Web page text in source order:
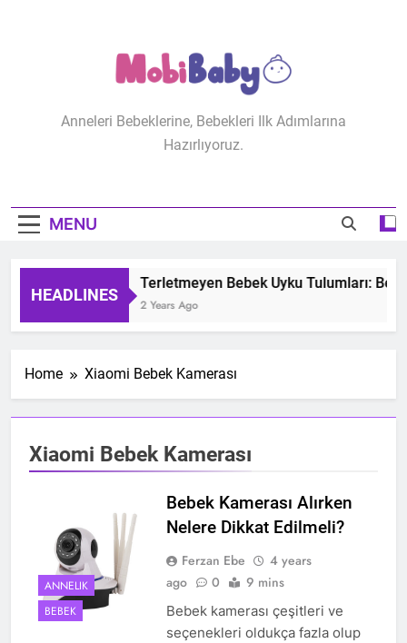
MobiBaby
Anneleri Bebeklerine, Bebekleri Ilk Adımlarına
Hazırlıyoruz.
MENU
HEADLINES
Terletmeyen Bebek Uyku Tulumları:
2 Years Ago
Home Xiaomi Bebek Kamerası
Xiaomi Bebek Kamerası
ANNELIK
BEBEK
Bebek Kamerası Alırken
Nelere Dikkat Edilmeli?
Ferzan Ebe
4 years
ago
0 9 mins
Bebek kamerası çeşitleri ve
seçenekleri oldukça fazla olup